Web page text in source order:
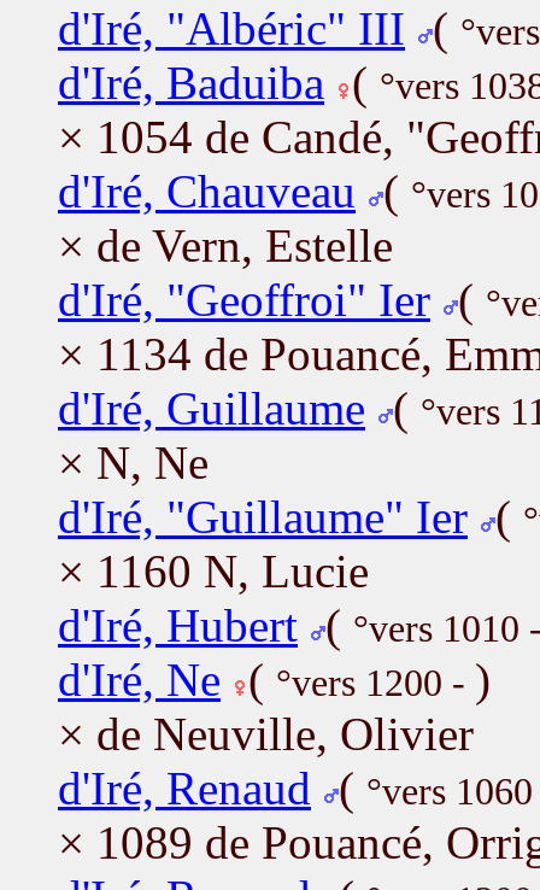
d'Iré, "Albéric" III (
d'Iré, Baduiba ( °vers
× 1054 de Candé,
d'Iré, Chauveau
( °vers
× de Vern, Estelle
d'Iré, "Geoffroi" Ier (
× 1134 de Pouancé,
d'Iré, Guillaume ( °vers
× N, Ne
d'Iré, "Guillaume" Ier (
× 1160 N, Lucie
d'Iré, Hubert ( °vers 1010
d'Iré, Ne ( °vers 1200 - )
× de Neuville, Olivier
d'Iré, Renaud
( °vers
× 1089 de Pouancé,